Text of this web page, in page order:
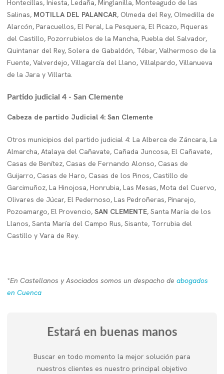
Hontecillas, Iniesta, Ledaña, Minglanilla, Monteagudo de las
Salinas, MOTILLA DEL PALANCAR, Olmeda del Rey, Olmedilla de
Alarcón, Paracuellos, El Peral, La Pesquera, El Picazo, Piqueras
del Castillo, Pozorrubielos de la Mancha, Puebla del Salvador,
Quintanar del Rey, Solera de Gabaldón, Tébar, Valhermoso de la
Fuente, Valverdejo, Villagarcía del Llano, Villalpardo, Villanueva
de la Jara y Villarta.
Partido judicial 4 - San Clemente
Cabeza de partido Judicial 4: San Clemente
Otros municipios del partido judicial 4: La Alberca de Záncara, La
Almarcha, Atalaya del Cañavate, Cañada Juncosa, El Cañavate,
Casas de Benítez, Casas de Fernando Alonso, Casas de
Guijarro, Casas de Haro, Casas de los Pinos, Castillo de
Garcimuñoz, La Hinojosa, Honrubia, Las Mesas, Mota del Cuervo,
Olivares de Júcar, El Pedernoso, Las Pedroñeras, Pinarejo,
Pozoamargo, El Provencio, SAN CLEMENTE, Santa María de los
Llanos, Santa María del Campo Rus, Sisante, Torrubia del
Castillo y Vara de Rey.
*En Castellanos y Asociados somos un despacho de abogados
en Cuenca
Estará en buenas manos
Buscar en todo momento la mejor solución para
nuestros clientes es nuestro principal objetivo